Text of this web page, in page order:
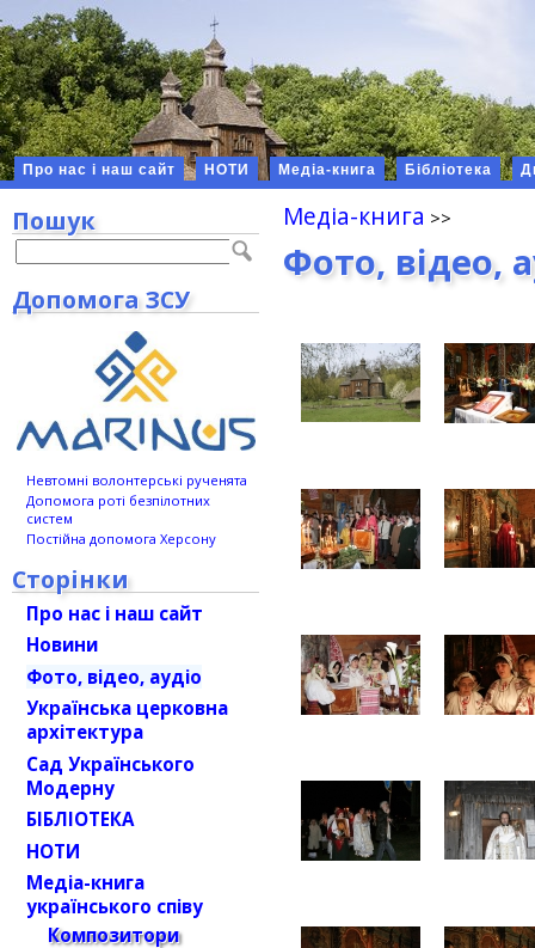
Про нас і наш сайт НОТИ Медіа-книга Бібліотека
Медіа-книга
Фото, відео,
Пошук
Допомога ЗСУ
Невтомні волонтерські рученята
Допомога роті безпілотних
систем
Постійна допомога Херсону
Сторінки
Про нас і наш сайт
Новини
Фото, відео, аудіо
Українська церковна
архітектура
Сад Українського
Модерну
БІБЛІОТЕКА
НОТИ
Медіа-книга
українського співу
Композитори